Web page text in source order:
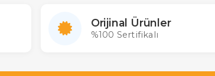
Orijinal Ürünler
%100 Sertifikalı